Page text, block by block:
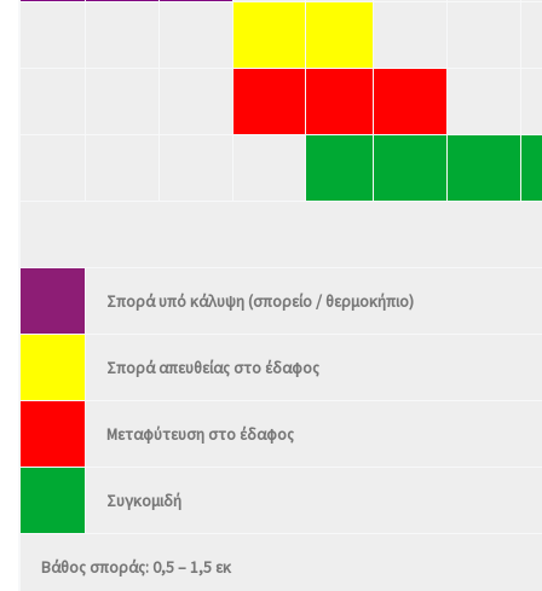
Σπορά υπό κάλυψη (σπορείο / θερμοκήπιο)
Σπορά απευθείας στο έδαφος
Μεταφύτευση στο έδαφος
Συγκομιδή
Βάθος σποράς: 0,5 – 1,5 εκ